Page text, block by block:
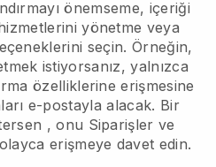
önemseme, içeriği
yönetme veya
seçin. Örneğin,
istiyorsanız, yalnızca
özelliklerine erişmesine
e-postayla alacak. Bir
, onu Siparişler ve
erişmeye davet edin.